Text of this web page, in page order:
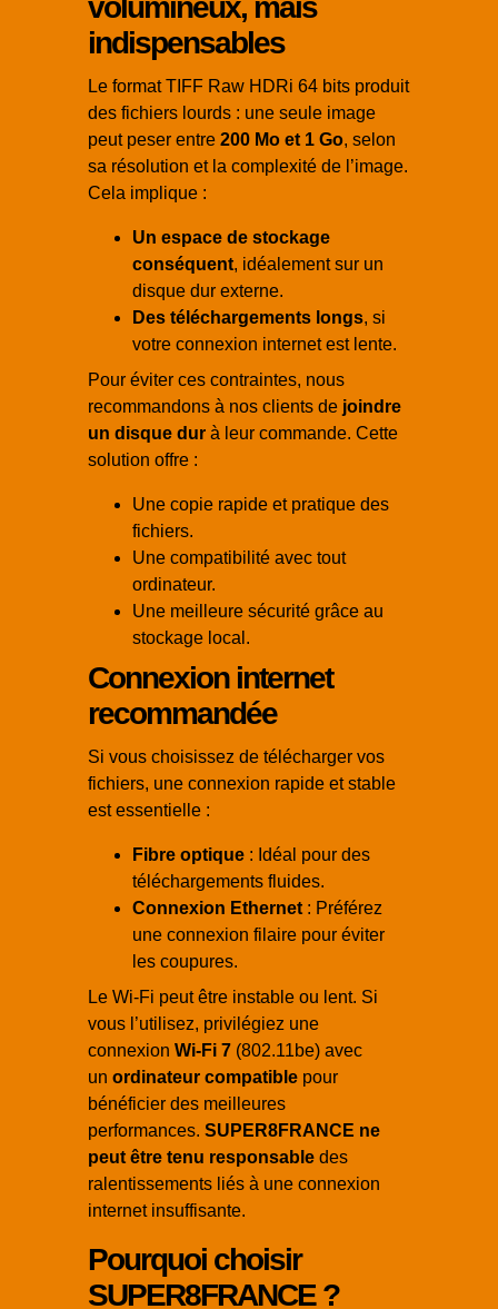
volumineux, mais
indispensables
Le format TIFF Raw HDRi 64 bits produit
des fichiers lourds : une seule image
peut peser entre 200 Mo et 1 Go, selon
sa résolution et la complexité de l’image.
Cela implique :
Un espace de stockage
conséquent, idéalement sur un
disque dur externe.
Des téléchargements longs, si
votre connexion internet est lente.
Pour éviter ces contraintes, nous
recommandons à nos clients de joindre
un disque dur à leur commande. Cette
solution offre :
Une copie rapide et pratique des
fichiers.
Une compatibilité avec tout
ordinateur.
Une meilleure sécurité grâce au
stockage local.
Connexion internet
recommandée
Si vous choisissez de télécharger vos
fichiers, une connexion rapide et stable
est essentielle :
Fibre optique : Idéal pour des
téléchargements fluides.
Connexion Ethernet : Préférez
une connexion filaire pour éviter
les coupures.
Le Wi-Fi peut être instable ou lent. Si
vous l’utilisez, privilégiez une
connexion Wi-Fi 7 (802.11be) avec
un ordinateur compatible pour
bénéficier des meilleures
performances. SUPER8FRANCE ne
peut être tenu responsable des
ralentissements liés à une connexion
internet insuffisante.
Pourquoi choisir
SUPER8FRANCE ?